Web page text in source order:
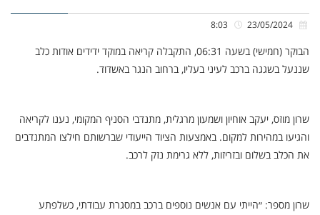
הבוקר (חמישי) בשעה 06:31, התקבלה קריאה במוקד ידידים אודות כלב
שננעל בשגגה ברכב לעיני בעליו, ברחוב הנגר באשדוד.
שרון מוזס, יעקב אוחיון ושמעון מרגלית, מתנדבי הסניף המקומי, נענו לקריאה
והגיעו במהירות למקום. באמצעות הציוד הייעודי שברשותם חילצו המתנדבים
את הכלב בשלום ובזריזות, ללא גרימת נזק לרכב.
שרון מספר: ״הייתי עם אנשים נוספים ברכב במסגרת עבודתי, כשלפתע